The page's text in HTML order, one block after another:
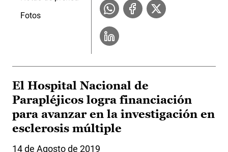
Fotos
El Hospital Nacional de
Parapléjicos logra financiación
para avanzar en la investigación en
esclerosis múltiple
14 de Agosto de 2019